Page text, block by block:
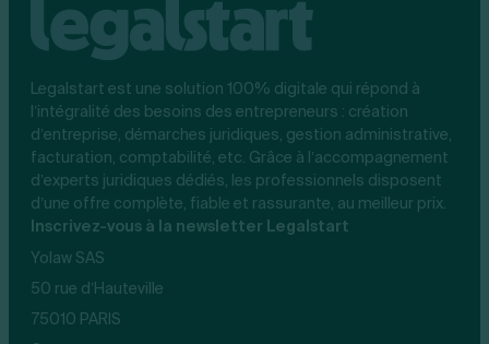
Legalstart est une solution 100% digitale qui répond à
l’intégralité des besoins des entrepreneurs : création
d’entreprise, démarches juridiques, gestion administrative,
facturation, comptabilité, etc. Grâce à l’accompagnement
d’experts juridiques dédiés, les professionnels disposent
d’une offre complète, fiable et rassurante, au meilleur prix.
Inscrivez-vous à la newsletter Legalstart
Yolaw SAS
50 rue d’Hauteville
75010 PARIS